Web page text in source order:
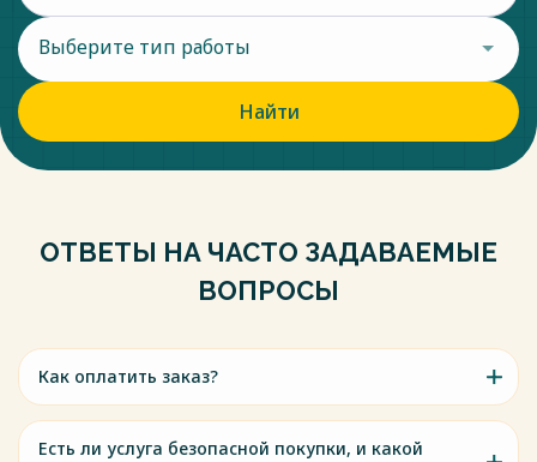
Выберите тип работы
Найти
ОТВЕТЫ НА ЧАСТО ЗАДАВАЕМЫЕ
ВОПРОСЫ
Как оплатить заказ?
Есть ли услуга безопасной покупки, и какой